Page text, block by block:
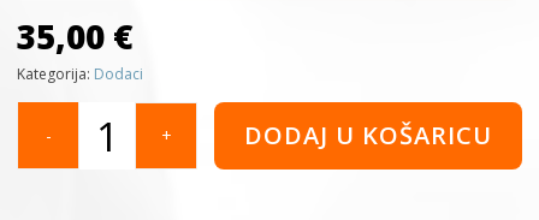
35,00 €
Kategorija: Dodaci
-
naglavna
+ DODAJ U KOŠARICU